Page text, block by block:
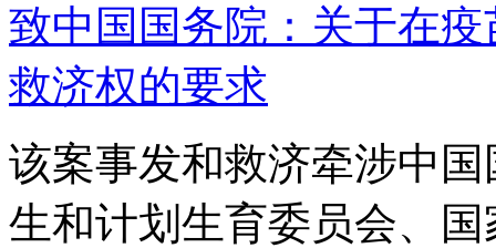
致中国国务院：关于在
救济权的要求
该案事发和救济牵涉中
生和计划生育委员会、